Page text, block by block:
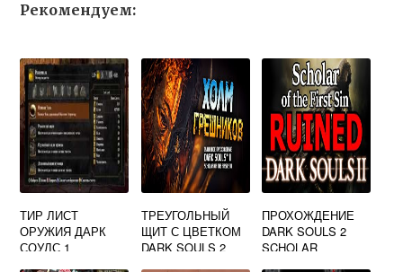
Рекомендуем:
ТИР ЛИСТ
ОРУЖИЯ ДАРК
СОУЛС 1
ТРЕУГОЛЬНЫЙ
ЩИТ С ЦВЕТКОМ
DARK SOULS 2
ПРОХОЖДЕНИЕ
DARK SOULS 2
SCHOLAR